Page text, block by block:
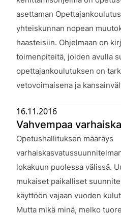
asettaman
yhteiskunnan nopean
haasteisiin. Ohjelmaan on
toimenpiteitä, joiden avulla
opettajankoulutuksen on
vetovoimaisena ja
Vahvempaa
Julkaistu:
16.11.2016
Opetushallituksen määräys
lokakuun puolessa välissä.
mukaiset paikalliset
käyttöön vajaan vuoden
Mutta mikä minä, melko